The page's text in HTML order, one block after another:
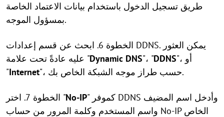
طريق تسجيل الدخول باستخدام بيانات الاعتماد الخاصة
بمسؤول الموجه.
الخطوة 6. ابحث عن قسم إعدادات DDNS. يمكن العثور
عليه عادةً تحت علامة "Dynamic DNS"، "DDNS"، أو
"Internet "، حسب طراز موجه الشبكة الخاص بك.
الخطوة 7. اختر "No-IP" كموفر DDNS وأدخل اسم المضيف
واسم المستخدم وكلمة المرور من حساب No-IP الخاص